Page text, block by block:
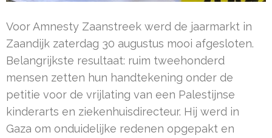
Voor Amnesty Zaanstreek werd de jaarmarkt in
Zaandijk zaterdag 30 augustus mooi afgesloten.
Belangrijkste resultaat: ruim tweehonderd
mensen zetten hun handtekening onder de
petitie voor de vrijlating van een Palestijnse
kinderarts en ziekenhuisdirecteur. Hij werd in
Gaza om onduidelijke redenen opgepakt en